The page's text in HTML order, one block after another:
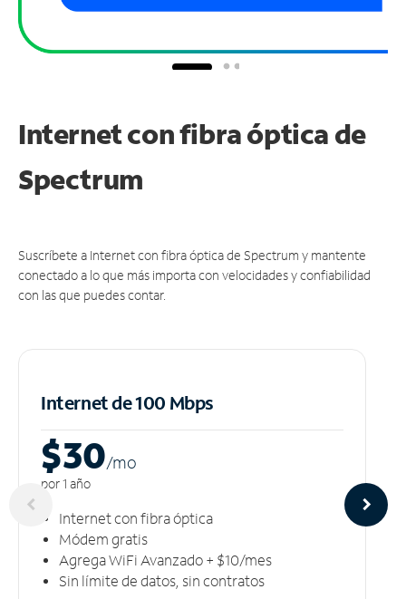
Internet con fibra óptica de
Spectrum
Suscríbete a Internet con fibra óptica de Spectrum y mantente
conectado a lo que más importa con velocidades y confiabilidad
con las que puedes contar.
Internet de 100 Mbps
$30/mo
por 1 año
Internet con fibra óptica
Módem gratis
Agrega WiFi Avanzado + $10/mes
Sin límite de datos, sin contratos